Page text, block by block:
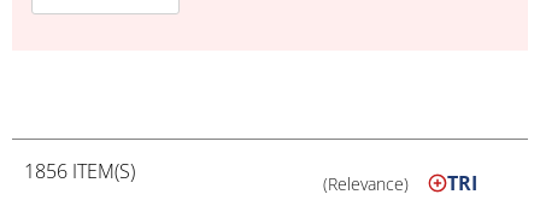
1856 ITEM(S) (Relevance) TRI